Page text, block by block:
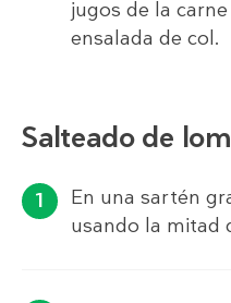
jugos de la
ensalada de col.
Salteado de
En una sartén
usando la mitad